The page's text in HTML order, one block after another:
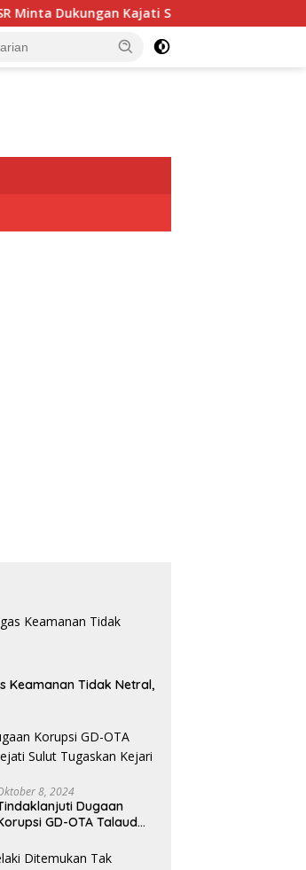
Kajati Sulut Sukseskan TIFF 2026
Keamanan Tidak Netral,
8, 2024
Dugaan
GD-OTA Talaud
Kejari Talaud